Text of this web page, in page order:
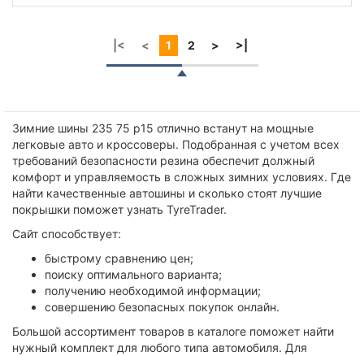
|< < 1 2 > >|
Зимние шины 235 75 р15 отлично встанут на мощные
легковые авто и кроссоверы. Подобранная с учетом всех
требований безопасности резина обеспечит должный
комфорт и управляемость в сложных зимних условиях. Где
найти качественные автошины и сколько стоят лучшие
покрышки поможет узнать TyreTrader.
Сайт способствует:
быстрому сравнению цен;
поиску оптимального варианта;
получению необходимой информации;
совершению безопасных покупок онлайн.
Большой ассортимент товаров в каталоге поможет найти
нужный комплект для любого типа автомобиля. Для